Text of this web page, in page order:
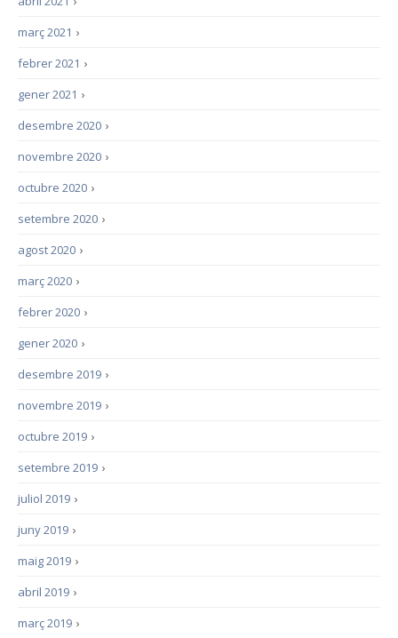
›
març 2021
›
febrer 2021
›
gener 2021
›
desembre 2020
›
novembre 2020
›
octubre 2020
›
setembre 2020
›
agost 2020
›
març 2020
›
febrer 2020
›
gener 2020
›
desembre 2019
›
novembre 2019
›
octubre 2019
›
setembre 2019
›
juliol 2019
›
juny 2019
›
maig 2019
›
abril 2019
›
març 2019